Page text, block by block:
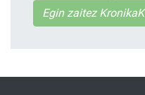
Egin zaitez